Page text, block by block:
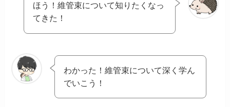
ほう！維管束について知りたくなっ
てきた！
わかった！維管束について深く学ん
でいこう！